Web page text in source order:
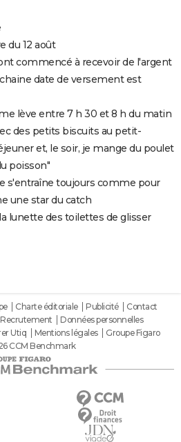
du 12 août
commencé à recevoir de l'argent
date de versement est
me lève entre 7 h 30 et 8 h du matin
des petits biscuits au petit-
et, le soir, je mange du poulet
poisson"
s'entraîne toujours comme pour
une star du catch
lunette des toilettes de glisser
Charte éditoriale Publicité
Contact
Recrutement
Données personnelles
Utiq Mentions légales
Groupe Figaro
CCM Benchmark